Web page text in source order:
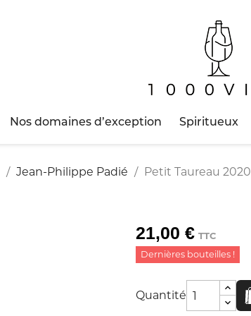
Nos domaines d’exception Spiritueux
Jean-Philippe Padié Petit Taureau 2020
21,00 € TTC
Dernières bouteilles !
Quantité